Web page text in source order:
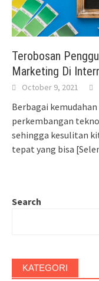
Terobosan
Marketing Di
October 9, 2021
Berbagai
perkembangan
sehingga kesulitan
tepat yang bisa
Search
KATEGORI